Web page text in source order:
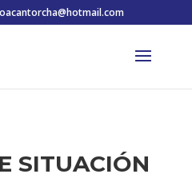
SITUACIÓN